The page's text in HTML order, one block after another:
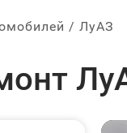
ЛуАЗ